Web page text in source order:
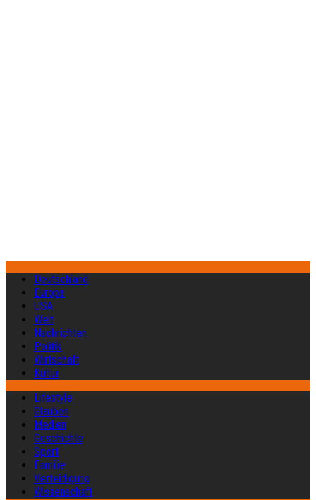
Deutschland
Europa
USA
Welt
Nachrichten
Politik
Wirtschaft
Kultur
Lifestyle
Glauben
Medien
Geschichte
Sport
Familie
Verteidigung
Wissenschaft